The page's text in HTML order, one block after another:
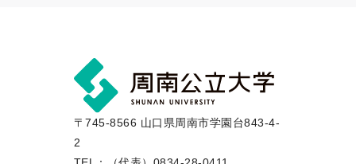
〒745-8566 山口県周南市学園台843-4-
2